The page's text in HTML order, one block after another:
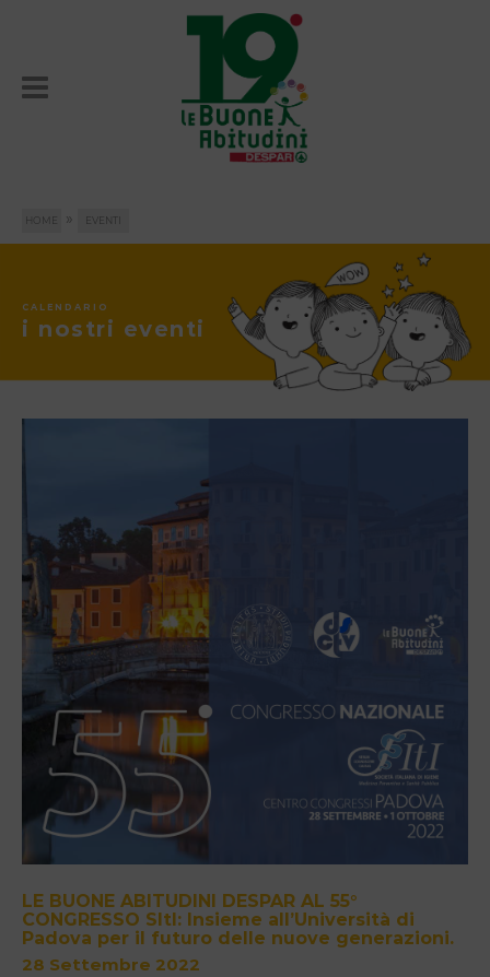
HOME »
CALENDARIO
i nostri eventi
LE BUONE ABITUDINI DESPAR AL 55°
CONGRESSO SItI: Insieme all’Università di
Padova per il futuro delle nuove generazioni.
28 Settembre 2022